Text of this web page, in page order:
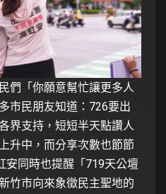
們「你願意幫忙讓更多人
市民朋友知道：726要出
界支持，短短半天點讚人
升中，而分享次數也節節
安同時也提醒「719天公壇
竹市向來象徵民主聖地的